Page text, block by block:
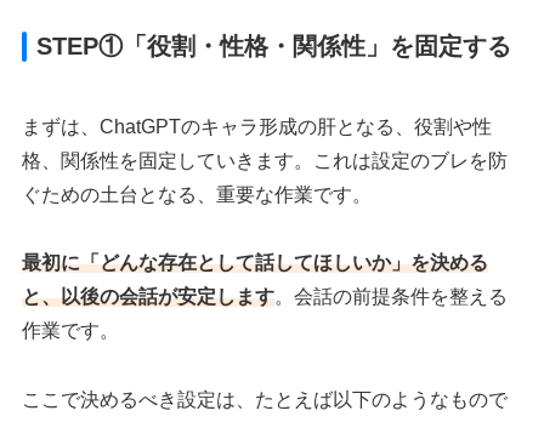
STEP①「役割・性格・関係性」を固定する
まずは、ChatGPTのキャラ形成の肝となる、役割や性
格、関係性を固定していきます。これは設定のブレを防
ぐための土台となる、重要な作業です。
最初に「どんな存在として話してほしいか」を決める
と、以後の会話が安定します。会話の前提条件を整える
作業です。
ここで決めるべき設定は、たとえば以下のようなもので